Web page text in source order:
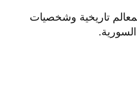
تاريخية وشخصيات